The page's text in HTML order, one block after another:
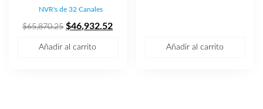
NVR's de 32 Canales
$65,870.25 El
$46,932.52El
Añadir al carrito Añadir al carrito